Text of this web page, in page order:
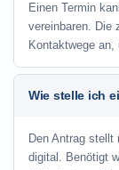
Einen Termin
vereinbaren. Die
Kontaktwege
Wie stelle ich
Den Antrag
digital. Benötigt